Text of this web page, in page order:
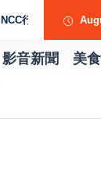
路降速演練驗證國
影音新聞
美